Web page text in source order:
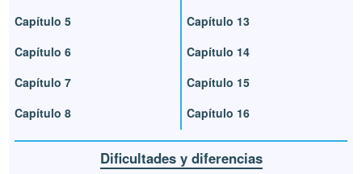
Capítulo 5
Capítulo 6
Capítulo 7
Capítulo 8
Capítulo 13
Capítulo 14
Capítulo 15
Capítulo 16
Dificultades y diferencias